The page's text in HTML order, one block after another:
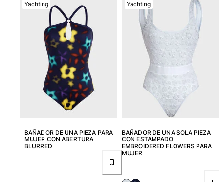
Portal de devoluciones
Devolución
Entrega
Preguntas más frecuentes
Buscar una tienda
Contáctanos
Rastrear mi pedido
Mi cuenta
BAÑADOR DE UNA PIEZA PARA
MUJER CON ABERTURA
BLURRED
Yachting
BAÑADOR DE UNA SOLA PIEZA
CON ESTAMPADO
EMBROIDERED FLOWERS PARA
MUJER
Yachting